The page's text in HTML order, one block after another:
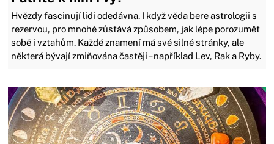
Hvězdy fascinují lidi odedávna. I když věda bere astrologii s
rezervou, pro mnohé zůstává způsobem, jak lépe porozumět
sobě i vztahům. Každé znamení má své silné stránky, ale
některá bývají zmiňována častěji – například Lev, Rak a Ryby.